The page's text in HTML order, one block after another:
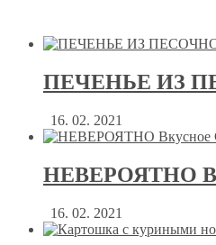
ПЕЧЕНЬЕ ИЗ
16. 02. 2021
НЕВЕРОЯТНО
16. 02. 2021